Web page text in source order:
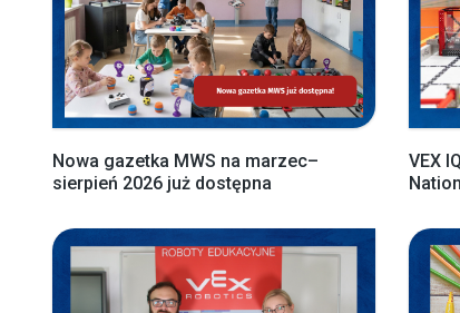
Nowa gazetka MWS na marzec–
sierpień 2026 już dostępna
VEX